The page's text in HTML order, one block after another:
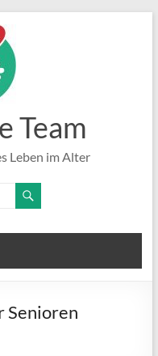
Team
Leben im Alter
Senioren